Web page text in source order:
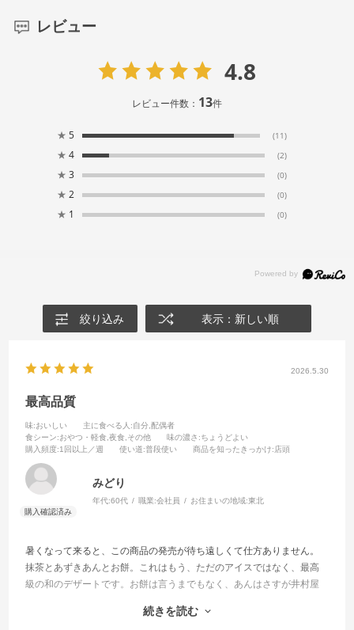
レビュー
4.8
レビュー件数： 13件
★ 5 (11)
★ 4 (2)
★ 3 (0)
★ 2 (0)
★ 1 (0)
絞り込み 表示：新しい順
2026.5.30
最高品質
味:おいしい 主に食べる人 :自分,配偶者
食シーン:おやつ・軽食,夜食,その他 味の濃さ :ちょうどよい
購入頻度:1回以上／週 使い道:普段使い 商品を知ったきっかけ:店頭
みどり
年代:60代 職業:会社員 お住まいの地域:東北
暑くなって来ると、この商品の発売が待ち遠しくて仕方ありません。
抹茶とあずきあんとお餅。これはもう、ただのアイスではなく、最高
級の和のデザートです。お餅は言うまでもなく、あんはさすが井村屋
甘みは、抹茶の風味を最大限に引き立てて、和菓子の域に仕上げてい
続きを読む